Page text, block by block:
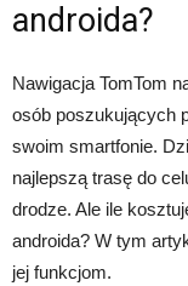
androida?
Nawigacja TomTom
osób poszukujących
swoim smartfonie.
najlepszą trasę do
drodze. Ale ile
androida? W tym
jej funkcjom.